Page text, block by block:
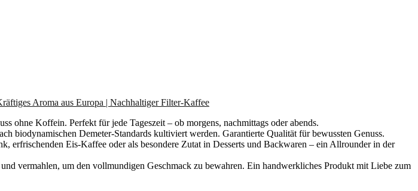
Aroma aus Europa | Nachhaltiger Filter-Kaffee
Koffein. Perfekt für jede Tageszeit – ob morgens, nachmittags oder abends.
Demeter-Standards kultiviert werden. Garantierte Qualität für bewussten Genuss.
Eis-Kaffee oder als besondere Zutat in Desserts und Backwaren – ein Allrounder in der
vermahlen, um den vollmundigen Geschmack zu bewahren. Ein handwerkliches Produkt mit Liebe zum